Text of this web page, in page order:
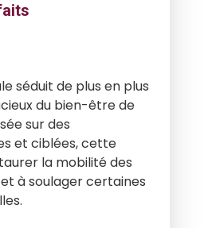
séduit de plus en plus
du bien-être de
sur des
et ciblées, cette
la mobilité des
à soulager certaines